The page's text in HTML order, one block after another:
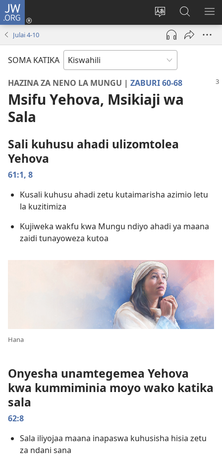
JW.ORG
Badili
lugha
ya
tovuti
Ingia
(opens
window)
Tafuta
Katika
JW.ORG
Julai 4-10
SOMA KATIKA
HAZINA ZA NENO LA MUNGU | ZABURI 60-68
Msifu Yehova, Msikiaji wa
Sala
Sali kuhusu ahadi ulizomtolea
Yehova
61:1, 8
Kusali kuhusu ahadi zetu kutaimarisha azimio letu
la kuzitimiza
Kujiweka wakfu kwa Mungu ndiyo ahadi ya maana
zaidi tunayoweza kutoa
Hana
Onyesha unamtegemea Yehova
kwa kummiminia moyo wako katika
sala
62:8
Sala iliyojaa maana inapaswa kuhusisha hisia zetu
za ndani sana